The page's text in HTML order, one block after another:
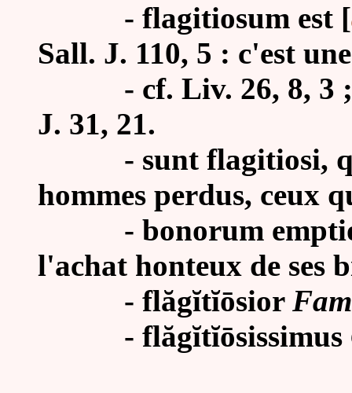
- flagitiosum est [
Sall. J. 110, 5 : c'est
- cf. Liv. 26, 8, 3
J. 31, 21.
- sunt flagitiosi,
hommes perdus, ceux
- bonorum emptio
l'achat honteux de ses
- flăgĭtĭōsior
- flăgĭtĭōsissimus